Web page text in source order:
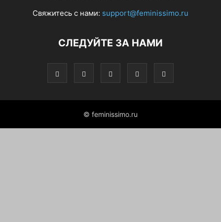
Свяжитесь с нами: support@feminissimo.ru
СЛЕДУЙТЕ ЗА НАМИ
© feminissimo.ru